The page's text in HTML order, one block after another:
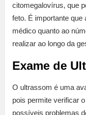
citomegalovírus, que
feto. É importante que
médico quanto ao
realizar ao longo da
Exame de
O ultrassom é uma
pois permite verificar
possíveis problemas